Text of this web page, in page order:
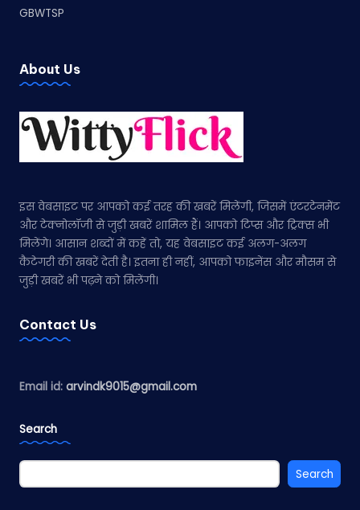
GBWTSP
About Us
इस वेबसाइट पर आपको कई तरह की खबरें मिलेंगी, जिसमें एंटरटेनमेंट
और टेक्नोलॉजी से जुड़ी खबरें शामिल हैं। आपको टिप्स और ट्रिक्स भी
मिलेंगे। आसान शब्दों में कहें तो, यह वेबसाइट कई अलग-अलग
कैटेगरी की खबरें देती है। इतना ही नहीं, आपको फाइनेंस और मौसम से
जुड़ी खबरें भी पढ़ने को मिलेंगी।
Contact Us
Email id: arvindk9015@gmail.com
Search
Search